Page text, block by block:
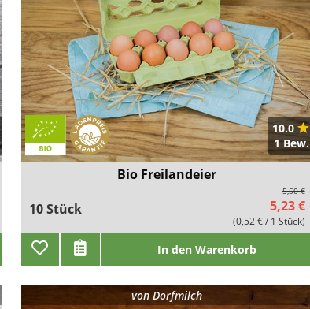
10.0
1 Bew.
Bio Freilandeier
10 Stück
5,50 €
5,23 €
(0,52 € / 1 Stück)
In den Warenkorb
vonDorfmilch